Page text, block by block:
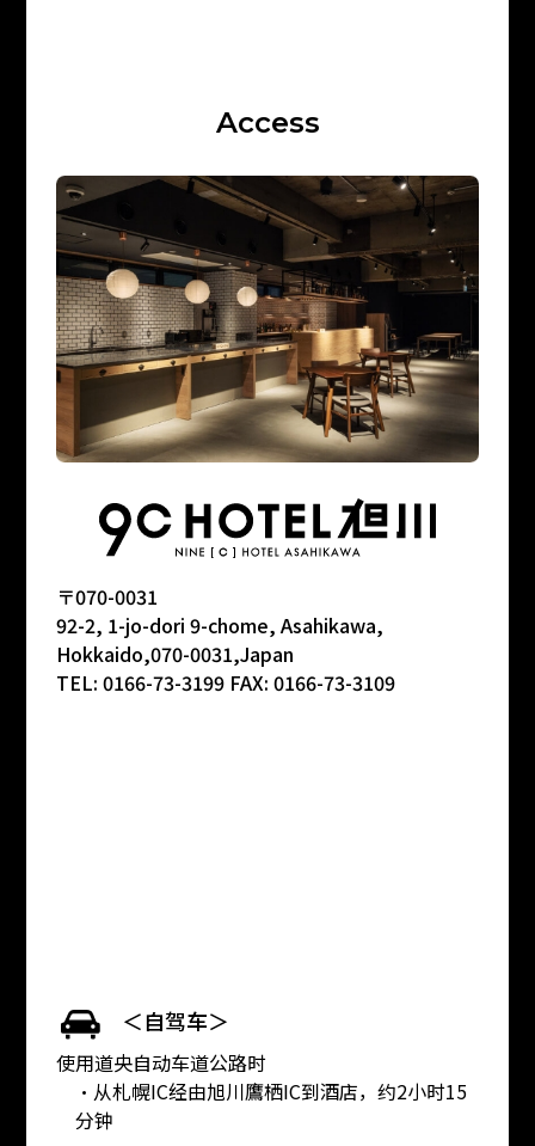
Access
〒070-0031
92-2, 1-jo-dori 9-chome, Asahikawa,
Hokkaido,070-0031,Japan
TEL:0166-73-3199 FAX: 0166-73-3109
＜自驾车＞
使用道央自动车道公路时
・从札幌IC经由旭川鷹栖IC到酒店，约2小时15
分钟